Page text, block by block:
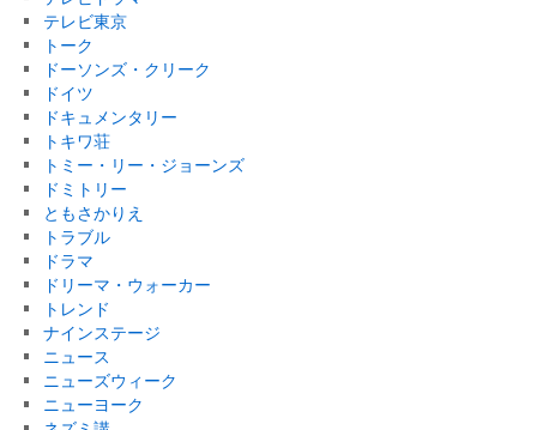
テレビ東京
トーク
ドーソンズ・クリーク
ドイツ
ドキュメンタリー
トキワ荘
トミー・リー・ジョーンズ
ドミトリー
ともさかりえ
トラブル
ドラマ
ドリーマ・ウォーカー
トレンド
ナインステージ
ニュース
ニューズウィーク
ニューヨーク